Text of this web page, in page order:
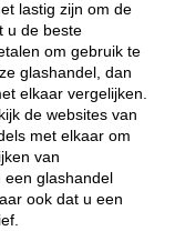
lastig zijn om de
u de beste
om gebruik te
glashandel, dan
elkaar vergelijken.
de websites van
met elkaar om
van
glashandel
ook dat u een